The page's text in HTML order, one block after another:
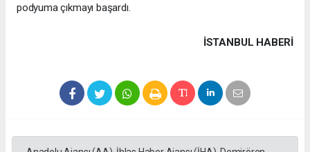
podyuma çıkmayı başardı.
İSTANBUL HABERİ